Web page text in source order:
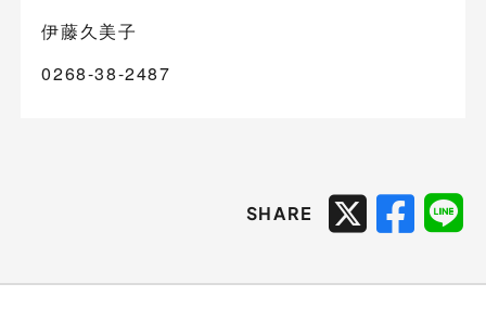
伊藤久美子
0268-38-2487
SHARE